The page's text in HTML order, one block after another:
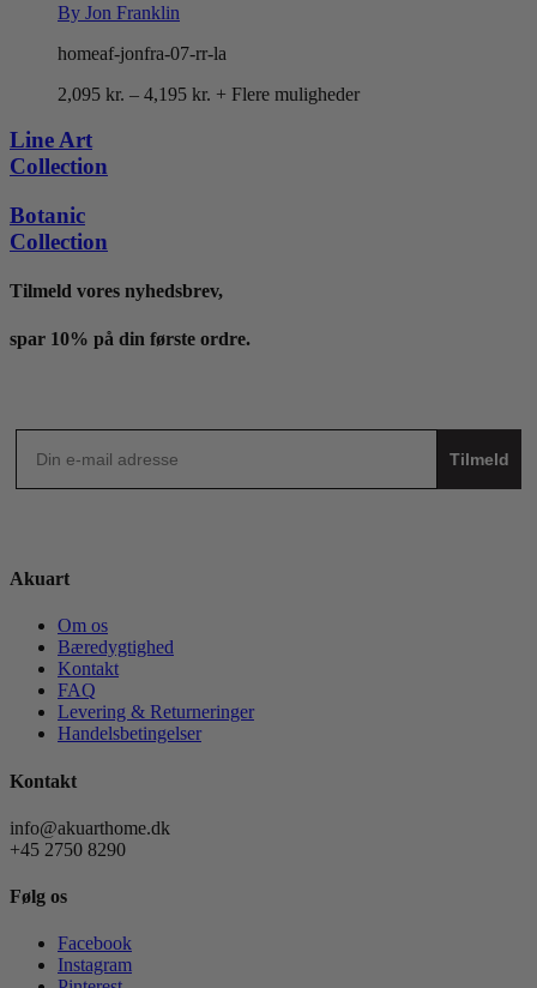
By Jon Franklin
homeaf-jonfra-07-rr-la
2,095 kr. – 4,195 kr. Prisinterval:
+ Flere muligheder
Line Art
Collection
Botanic
Collection
Tilmeld vores nyhedsbrev,
spar 10% på din første ordre.
Tilmeld
Akuart
Om os
Bæredygtighed
Kontakt
FAQ
Levering & Returneringer
Handelsbetingelser
Kontakt
info@akuarthome.dk
+45 2750 8290
Følg os
Facebook
Instagram